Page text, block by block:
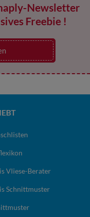
Newsletter
Freebie !
Vliese-Berater
Schnittmuster